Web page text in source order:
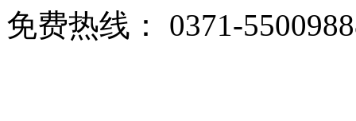
免费热线： 0371-